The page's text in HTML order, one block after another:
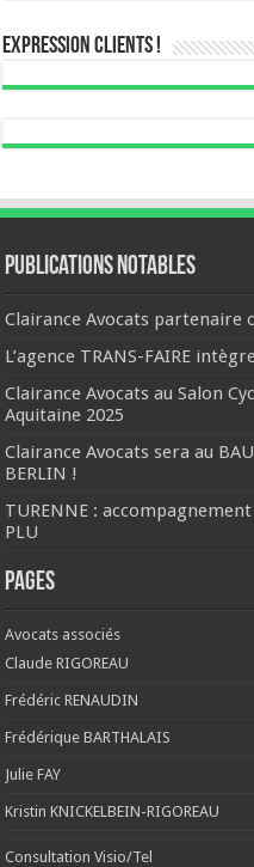
Expression Clients !
Publications notables
Clairance Avocats partenaire
L’agence TRANS-FAIRE
Clairance Avocats au Salon
Aquitaine 2025
Clairance Avocats sera au
BERLIN !
TURENNE :
PLU
Pages
Avocats associés
Claude RIGOREAU
Frédéric RENAUDIN
Frédérique BARTHALAIS
Julie FAY
Kristin KNICKELBEIN-RIGOREAU
Consultation Visio/Tel